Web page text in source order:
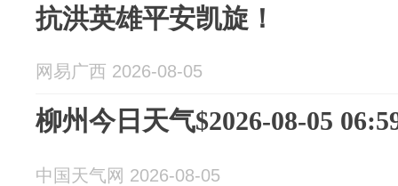
抗洪英雄平安凯旋！
网易广西 2026-08-05
柳州今日天气$2026-08-05
中国天气网 2026-08-05